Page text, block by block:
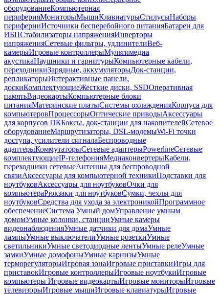
оборудованиеКомпьютерная
периферияМониторыМышиКлавиатурыСтилусыНаборы
периферииИсточники бесперебойного питанияБатареи для
ИБПСтабилизаторы напряженияИнверторы
напряженияСетевые фильтры, удлинителиВеб-
камерыИгровые контроллерыМультимедиа
акустикаНаушники и гарнитурыКомпьютерные кабели,
переходникиЗарядные, аккумуляторыДок-станции,
репликаторыИнтерактивные панели,
доскиКомплектующиеЖесткие диски, SSDОперативная
памятьВидеокартыКомпьютерные блоки
питанияМатеринские платыСистемы охлажденияКорпуса для
компьютеровПроцессорыОптические приводыАксессуары
для корпусов ПКБоксы, док-станции для накопителейСетевое
оборудованиеМаршрутизаторы, DSL-модемыWi-Fi точки
доступа, усилители сигналаБеспроводные
адаптерыКоммутаторыСетевые адаптерыPowerlineСетевые
комплектующиеIP-телефонияМедиаконвертерыКабели,
переходники сетевыеАнтенны для беспроводной
связиАксессуары для компьютерной техникиПодставки для
ноутбуковАксессуары для ноутбуковОчки для
компьютераРюкзаки для ноутбуковСумки, чехлы для
ноутбуковСредства для ухода за электроникойПрограммное
обеспечениеСистема Умный домУправление умным
домомУмные колонки, станцииУмные камеры
видеонаблюденияУмные датчики для домаУмные
лампыУмные выключателиУмные розеткиУмные
светильникиУмные светодиодные лентыУмные релеУмные
замкиУмные домофоныУмные карнизыУмные
терморегуляторыИгровая зонаИгровые приставкиИгры для
приставокИгровые контроллерыИгровые ноутбукиИгровые
компьютеры Игровые видеокартыИгровые мониторыИгровые
телевизорыИгровые мышиИгровые клавиатурыИгровые